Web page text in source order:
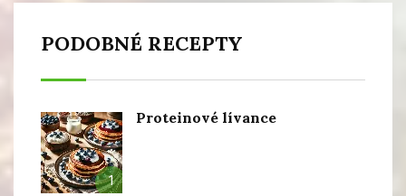
PODOBNÉ RECEPTY
1
Proteinové lívance